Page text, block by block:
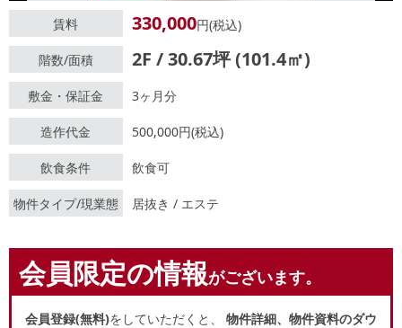
賃料 330,000円(税込)
階数/面積 2F / 30.67坪 (101.4㎡)
敷金・保証金 3ヶ月分
造作代金 500,000円(税込)
飲食条件 飲食可
物件タイプ/現業態 居抜き / エステ
会員限定の情報がございます。
会員登録(無料)をしていただくと、 物件詳細、物件資料のダウ